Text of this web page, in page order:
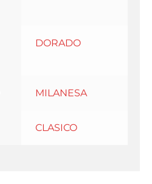
DORADO
MILANESA
CLASICO